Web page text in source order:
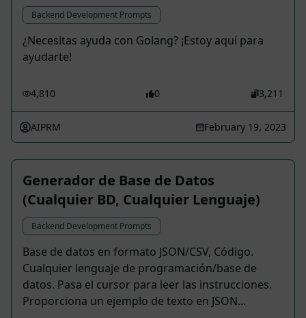
Backend Development Prompts
¿Necesitas ayuda con Golang? ¡Estoy aquí para
ayudarte!
4,810 0 3,211
AIPRM February 19, 2023
Generador de Base de Datos
(Cualquier BD, Cualquier Lenguaje)
Backend Development Prompts
Base de datos en formato JSON/CSV, Código.
Cualquier lenguaje de programación/base de
datos. Pasa el cursor para leer las instrucciones.
Proporciona un ejemplo de texto en JSON...